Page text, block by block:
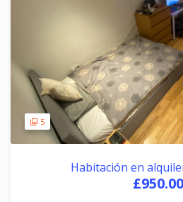
5
Habitación en
£950.00